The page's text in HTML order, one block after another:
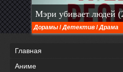
Мэри убивает людей
Дорамы /Детектив /Драма
Главная
Аниме